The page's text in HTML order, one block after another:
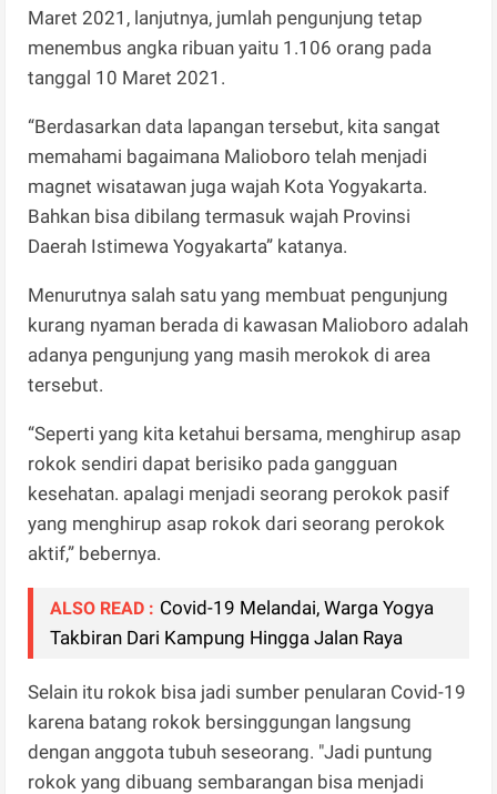
Maret 2021, lanjutnya, jumlah pengunjung tetap
menembus angka ribuan yaitu 1.106 orang pada
tanggal 10 Maret 2021.
“Berdasarkan data lapangan tersebut, kita sangat
memahami bagaimana Malioboro telah menjadi
magnet wisatawan juga wajah Kota Yogyakarta.
Bahkan bisa dibilang termasuk wajah Provinsi
Daerah Istimewa Yogyakarta” katanya.
Menurutnya salah satu yang membuat pengunjung
kurang nyaman berada di kawasan Malioboro adalah
adanya pengunjung yang masih merokok di area
tersebut.
“Seperti yang kita ketahui bersama, menghirup asap
rokok sendiri dapat berisiko pada gangguan
kesehatan. apalagi menjadi seorang perokok pasif
yang menghirup asap rokok dari seorang perokok
aktif,” bebernya.
ALSO READ : Covid-19 Melandai, Warga Yogya
Takbiran Dari Kampung Hingga Jalan Raya
Selain itu rokok bisa jadi sumber penularan Covid-19
karena batang rokok bersinggungan langsung
dengan anggota tubuh seseorang. "Jadi puntung
rokok yang dibuang sembarangan bisa menjadi